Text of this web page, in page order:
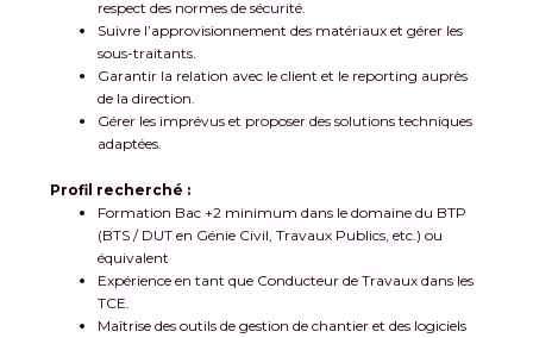
respect des normes de sécurité.
Suivre l’approvisionnement des matériaux et gérer les
sous-traitants.
Garantir la relation avec le client et le reporting auprès
de la direction.
Gérer les imprévus et proposer des solutions techniques
adaptées.
Profil recherché :
Formation Bac +2 minimum dans le domaine du BTP
(BTS / DUT en Génie Civil, Travaux Publics, etc.) ou
équivalent
Expérience en tant que Conducteur de Travaux dans les
TCE.
Maîtrise des outils de gestion de chantier et des logiciels